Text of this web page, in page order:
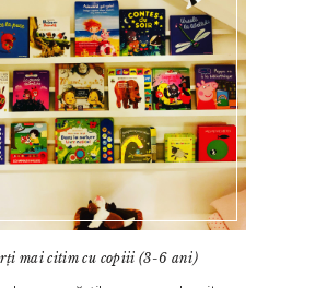
mai citim cu copiii (3-6 ani)